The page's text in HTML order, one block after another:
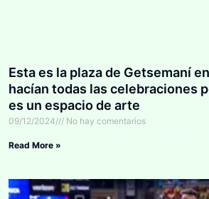
Esta es la plaza de Getsemaní
hacían todas las celebraciones
es un espacio de arte
09/12/2024 No hay comentarios
Read More »